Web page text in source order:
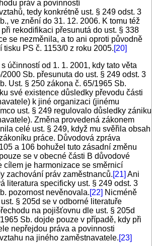
práv a povinností
tedy konkrétně ust. § 249 odst. 3
ve znění do 31. 12. 2006. K tomu též
rekodifikaci přesunutá do ust. § 338
se nezměnila, a to ani oproti původně
tisku PS č. 1153/0 z roku 2005.[20]
účinností od 1. 1. 2001, kdy tato věta
Sb. přesunuta do ust. § 249 odst. 3
Ust. § 250 zákona č. 65/1965 Sb.
své existence důsledky převodu části
k jiné organizaci (jinému
ust. § 249 regulovalo důsledky zániku
Změna provedená zákonem
celé ust. § 249, když mu svěřila obsah
práce. Důvodová zpráva
a 106 bohužel tuto zásadní změnu
se v obecné části B důvodové
cílem je harmonizace se směrnicí
zachování práv zaměstnanců.[21] Ani
literatura specificky ust. § 249 odst. 3
pozornost nevěnovala.[22] Nicméně
§ 205d se v odborné literatuře
na pojišťovnu dle ust. § 205d
Sb. dojde pouze v případě, kdy při
nepřejdou práva a povinnosti
na jiného zaměstnavatele.[23]